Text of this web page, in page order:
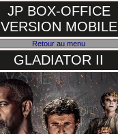
JP BOX-OFFICE
VERSION MOBILE
Retour au menu
GLADIATOR II